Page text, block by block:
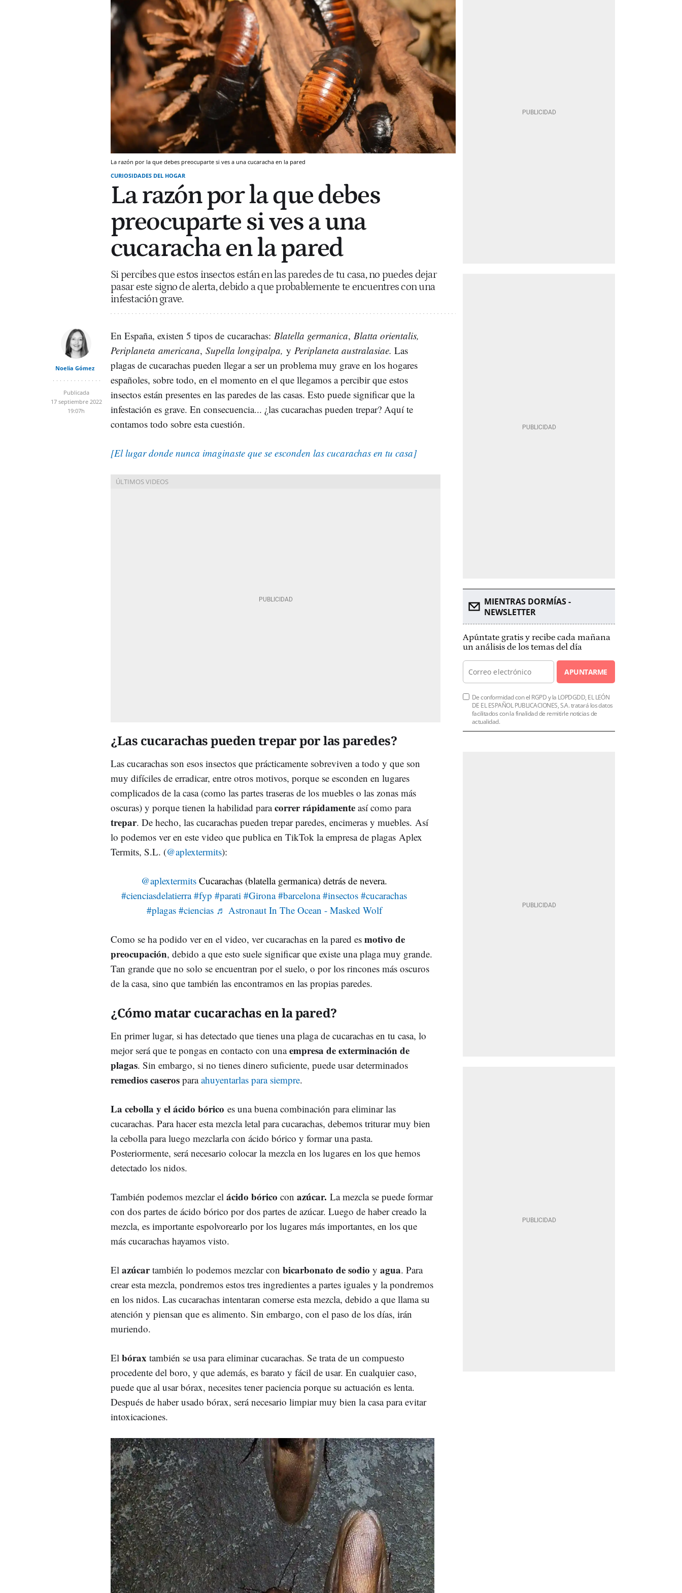
La razón por la que debes preocuparte si ves a una cucaracha en la pared
CURIOSIDADES DEL HOGAR
La razón por la que debes
preocuparte si ves a una
cucaracha en la pared
Si percibes que estos insectos están en las paredes de tu casa, no puedes dejar
pasar este signo de alerta, debido a que probablemente te encuentres con una
infestación grave.
Noelia Gómez
Publicada
17 septiembre 2022
19:07h
En España, existen 5 tipos de cucarachas: Blatella germanica, Blatta orientalis,
Periplaneta americana, Supella longipalpa, y Periplaneta australasiae. Las
plagas de cucarachas pueden llegar a ser un problema muy grave en los hogares
españoles, sobre todo, en el momento en el que llegamos a percibir que estos
insectos están presentes en las paredes de las casas. Esto puede significar que la
infestación es grave. En consecuencia... ¿las cucarachas pueden trepar? Aquí te
contamos todo sobre esta cuestión.
[El lugar donde nunca imaginaste que se esconden las cucarachas en tu casa]
¿Las cucarachas pueden trepar por las paredes?
Las cucarachas son esos insectos que prácticamente sobreviven a todo y que son
muy difíciles de erradicar, entre otros motivos, porque se esconden en lugares
complicados de la casa (como las partes traseras de los muebles o las zonas más
oscuras) y porque tienen la habilidad paracorrer rápidamente así como para
trepar. De hecho, las cucarachas pueden trepar paredes, encimeras y muebles. Así
lo podemos ver en este video que publica en TikTok la empresa de plagas Aplex
Termits, S.L. (@aplextermits):
@aplextermits Cucarachas (blatella germanica) detrás de nevera.
#cienciasdelatierra #fyp #parati #Girona #barcelona #insectos #cucarachas
#plagas #ciencias ♬ Astronaut In The Ocean - Masked Wolf
Como se ha podido ver en el video, ver cucarachas en la pared es motivo de
preocupación, debido a que esto suele significar que existe una plaga muy grande.
Tan grande que no solo se encuentran por el suelo, o por los rincones más oscuros
de la casa, sino que también las encontramos en las propias paredes.
¿Cómo matar cucarachas en la pared?
En primer lugar, si has detectado que tienes una plaga de cucarachas en tu casa, lo
mejor será que te pongas en contacto con unaempresa de exterminación de
plagas. Sin embargo, si no tienes dinero suficiente, puede usar determinados
remedios caseros paraahuyentarlas para siempre.
La cebolla y el ácido bórico es una buena combinación para eliminar las
cucarachas. Para hacer esta mezcla letal para cucarachas, debemos triturar muy bien
la cebolla para luego mezclarla con ácido bórico y formar una pasta.
Posteriormente, será necesario colocar la mezcla en los lugares en los que hemos
detectado los nidos.
También podemos mezclar el ácido bórico con azúcar. La mezcla se puede formar
con dos partes de ácido bórico por dos partes de azúcar. Luego de haber creado la
mezcla, es importante espolvorearlo por los lugares más importantes, en los que
más cucarachas hayamos visto.
El azúcartambién lo podemos mezclar con bicarbonato de sodio y agua. Para
crear esta mezcla, pondremos estos tres ingredientes a partes iguales y la pondremos
en los nidos. Las cucarachas intentaran comerse esta mezcla, debido a que llama su
atención y piensan que es alimento. Sin embargo, con el paso de los días, irán
muriendo.
El bórax también se usa para eliminar cucarachas. Se trata de un compuesto
procedente del boro, y que además, es barato y fácil de usar. En cualquier caso,
puede que al usar bórax, necesites tener paciencia porque su actuación es lenta.
Después de haber usado bórax, será necesario limpiar muy bien la casa para evitar
intoxicaciones.
MIENTRAS DORMÍAS -
NEWSLETTER
Apúntate gratis y recibe cada mañana
un análisis de los temas del día
APUNTARME
De conformidad con el RGPD y la LOPDGDD, EL LEÓN
DE EL ESPAÑOL PUBLICACIONES, S.A. tratará los datos
facilitados con la finalidad de remitirle noticias de
actualidad.